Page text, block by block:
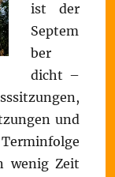
ist der
Septem
ber
dicht –
und
wenig Zeit